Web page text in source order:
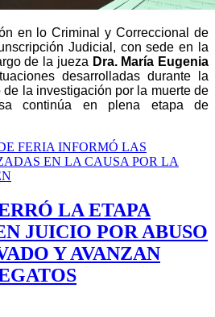
en lo Criminal y Correccional de
Judicial, con sede en la
de la jueza Dra. María Eugenia
desarrolladas durante la
la investigación por la muerte de
continúa en plena etapa de
FERIA INFORMÓ LAS
EN LA CAUSA POR LA
LA ETAPA
JUICIO POR ABUSO
Y AVANZAN